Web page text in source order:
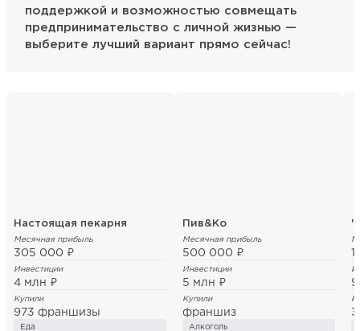
поддержкой и возможностью совмещать
предпринимательство с личной жизнью —
выберите лучший вариант прямо сейчас!
Настоящая пекарня
Месячная прибыль
305 000 ₽
Инвестиции
4 млн ₽
Купили
973 франшизы
Еда
Пив&Ко
Месячная прибыль
500 000 ₽
Инвестиции
5 млн ₽
Купили
франшиз
Алкоголь